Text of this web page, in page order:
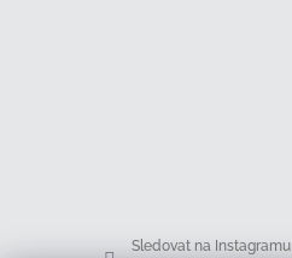
Sledovat na Instagramu